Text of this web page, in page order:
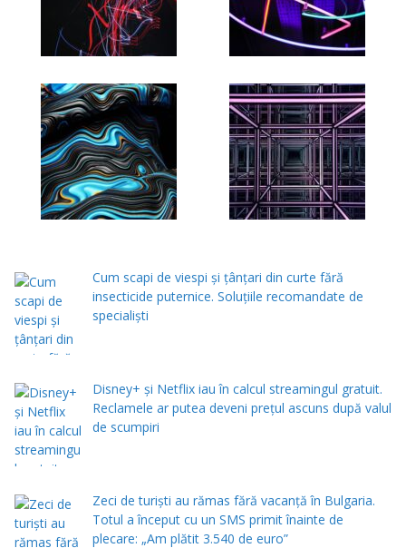
Cum scapi de viespi și țânțari din curte fără
insecticide puternice. Soluțiile recomandate de
specialiști
Disney+ și Netflix iau în calcul streamingul gratuit.
Reclamele ar putea deveni prețul ascuns după valul
de scumpiri
Zeci de turiști au rămas fără vacanță în Bulgaria.
Totul a început cu un SMS primit înainte de
plecare: „Am plătit 3.540 de euro”